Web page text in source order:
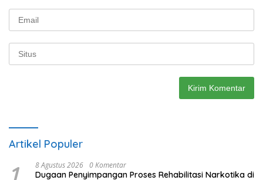
Artikel Populer
8 Agustus 2026 0 Komentar
Dugaan Penyimpangan Proses Rehabilitasi Narkotika di